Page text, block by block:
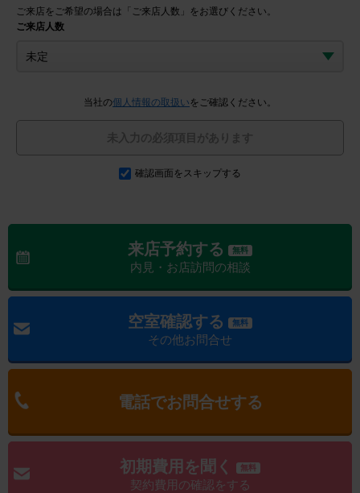
ご来店をご希望の場合は「ご来店人数」をお選びください。
ご来店人数
当社の個人情報の取扱い をご確認ください。
未入力の必須項目があります
確認画面をスキップする
来店予約する 無料
内見・お店訪問の相談
空室確認する 無料
その他お問合せ
電話でお問合せする
初期費用を聞く 無料
契約費用の確認をする